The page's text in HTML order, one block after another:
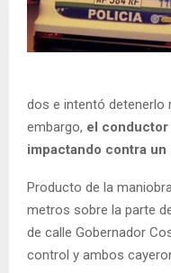
dos e intentó detenerlo
embargo, el conductor
impactando contra un
Producto de la
metros sobre la parte
de calle Gobernador
control y ambos